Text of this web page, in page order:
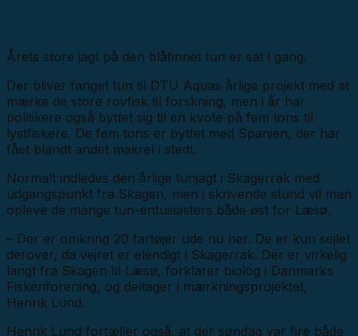
Årets store jagt på den blåfinnet tun er sat i gang.
Der bliver fanget tun til DTU Aquas årlige projekt med at
mærke de store rovfisk til forskning, men i år har
politikere også byttet sig til en kvote på fem tons til
lystfiskere. De fem tons er byttet med Spanien, der har
fået blandt andet makrel i stedt.
Normalt indledes den årlige tunjagt i Skagerrak med
udgangspunkt fra Skagen, men i skrivende stund vil man
opleve de mange tun-entusiasters både øst for Læsø.
– Der er omkring 20 fartøjer ude nu her. De er kun sejlet
derover, da vejret er elendigt i Skagerrak. Der er virkelig
langt fra Skagen til Læsø, forklarer biolog i Danmarks
Fiskeriforening, og deltager i mærkningsprojektet,
Henrik Lund.
Henrik Lund fortæller også, at der søndag var fire både